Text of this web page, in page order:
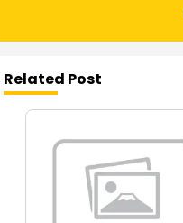
Related Post